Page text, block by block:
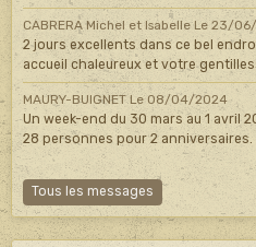
CABRERA Michel et Isabelle Le 23/
2 jours excellents dans ce bel
accueil chaleureux et votre
MAURY-BUIGNET Le 08/04/2024
Un week-end du 30 mars au 1 avril
28 personnes pour 2 anniversaires.
Tous les messages